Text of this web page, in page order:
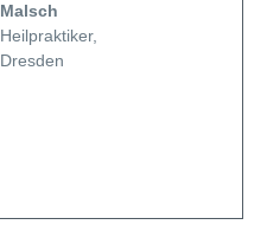
Malsch
Heilpraktiker,
Dresden